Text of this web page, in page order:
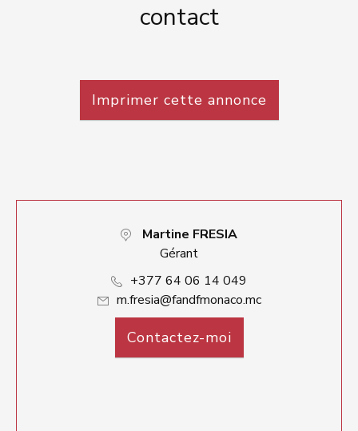
contact
Imprimer cette annonce
Martine FRESIA
Gérant
+377 64 06 14 049
m.fresia@fandfmonaco.mc
Contactez-moi